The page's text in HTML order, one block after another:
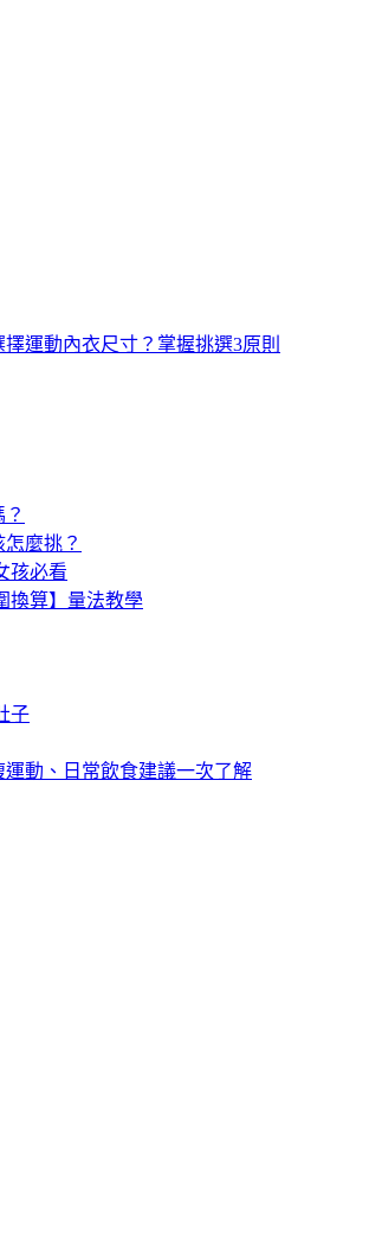
擇運動內衣尺寸？掌握挑選3原則
怎麼挑？
孩必看
換算】量法教學
子
動、日常飲食建議一次了解